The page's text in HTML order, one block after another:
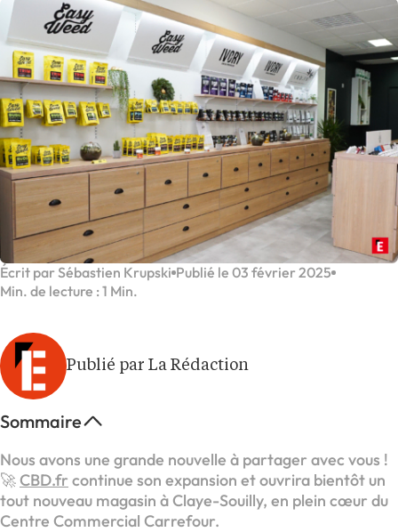
Écrit par Sébastien Krupski Publié le 03 février 2025
Min. de lecture : 1 Min.
Publié par La Rédaction
Sommaire
Nous avons une grande nouvelle à partager avec vous !
🚀CBD.fr continue son expansion et ouvrira bientôt un
tout nouveau magasin à Claye-Souilly, en plein cœur du
Centre Commercial Carrefour.